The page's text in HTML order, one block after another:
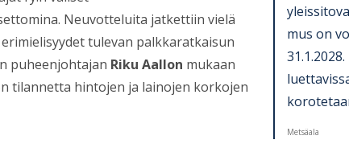
Neuvotteluita jatkettiin vielä
tulevan palkkaratkaisun
puheenjohtajan Riku Aallon mukaan
tilannetta hintojen ja lainojen korkojen
mus on
Metsäala